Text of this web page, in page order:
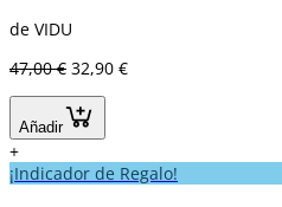
de VIDU
47,00 € 32,90 €
Añadir
+
¡Indicador de Regalo!